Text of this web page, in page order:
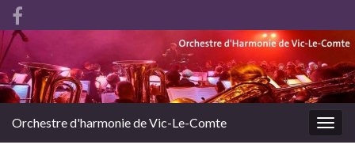
Orchestre d'harmonie de Vic-Le-Comte